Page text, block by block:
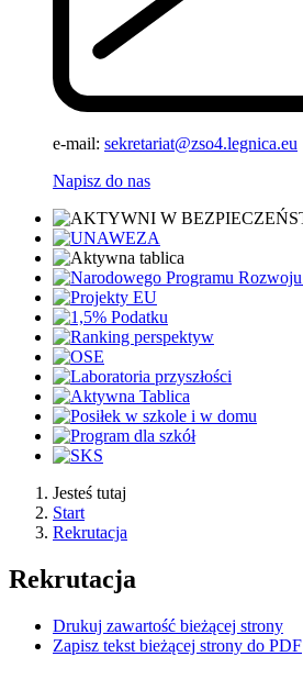
e-mail: sekretariat@zso4.legnica.eu
Napisz do nas
Jesteś tutaj
Start
Rekrutacja
Rekrutacja
Drukuj zawartość bieżącej strony
Zapisz tekst bieżącej strony do PDF